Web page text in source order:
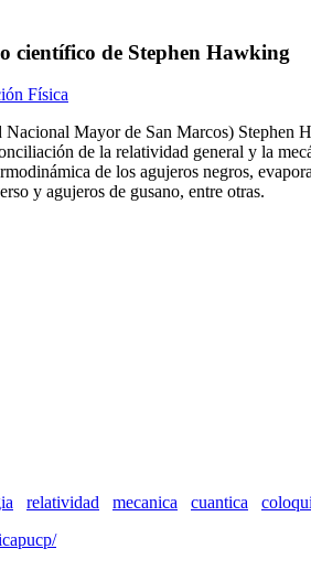
científico de Stephen Hawking
Física
Mayor de San Marcos)
de la relatividad general y la
de los agujeros negros,
y agujeros de gusano, entre otras.
relatividad mecanica cuantica